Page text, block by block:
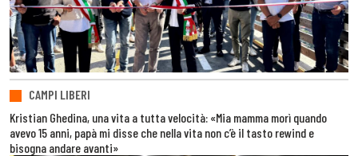
CAMPI LIBERI
Kristian Ghedina, una vita a tutta velocità: «Mia mamma morì quando
avevo 15 anni, papà mi disse che nella vita non c’è il tasto rewind e
bisogna andare avanti»